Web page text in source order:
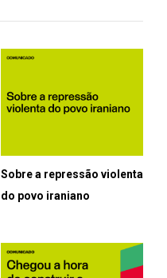
Sobre a repressão violenta
do povo iraniano